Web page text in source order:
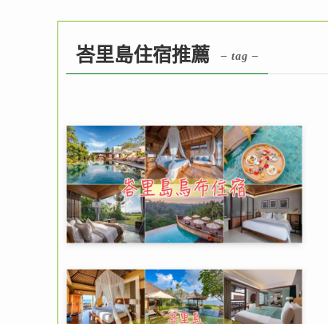
峇里島住宿推薦 – tag –